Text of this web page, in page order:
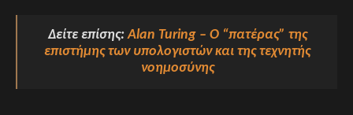
Δείτε επίσης:Alan Turing – Ο “πατέρας” της
επιστήμης των υπολογιστών και της τεχνητής
νοημοσύνης